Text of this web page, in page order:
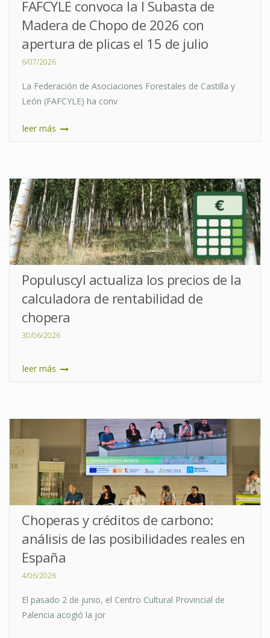
FAFCYLE convoca la I Subasta de
Madera de Chopo de 2026 con
apertura de plicas el 15 de julio
6/07/2026
La Federación de Asociaciones Forestales de Castilla y
León (FAFCYLE) ha conv
leer más
Populuscyl actualiza los precios de la
calculadora de rentabilidad de
chopera
30/06/2026
leer más
Choperas y créditos de carbono:
análisis de las posibilidades reales en
España
4/06/2026
El pasado 2 de junio, el Centro Cultural Provincial de
Palencia acogió la jor